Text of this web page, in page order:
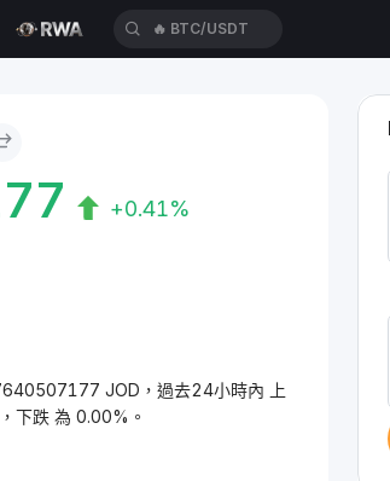
🔥 BTC/USDT
+0.41%
JOD，過去24小時內 上
下跌 為 0.00%。